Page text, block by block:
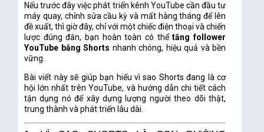
Nếu trước đây việc phát triển kênh YouTube cần đầu tư
máy quay, chỉnh sửa cầu kỳ và mất hàng tháng để lên
đề xuất, thì giờ đây, chỉ với một chiếc điện thoại và chiến
lược đúng đắn, bạn hoàn toàn có thểtăng follower
YouTube bằng Shorts nhanh chóng, hiệu quả và bền
vững.
Bài viết này sẽ giúp bạn hiểu vì sao Shorts đang là cơ
hội lớn nhất trên YouTube, và hướng dẫn chi tiết cách
tận dụng nó để xây dựng lượng người theo dõi thật,
trung thành và phát triển lâu dài.